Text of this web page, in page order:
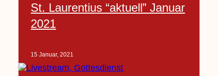
St. Laurentius “aktuell” Januar
2021
15 Januar, 2021